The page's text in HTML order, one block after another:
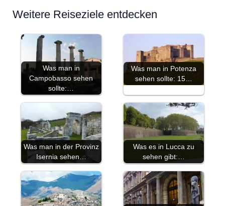
Weitere Reiseziele entdecken
Was man in
Campobasso sehen
sollte:…
Was man in Potenza
sehen sollte: 15…
Was man in der Provinz
Isernia sehen…
Was es in Lucca zu
sehen gibt:…